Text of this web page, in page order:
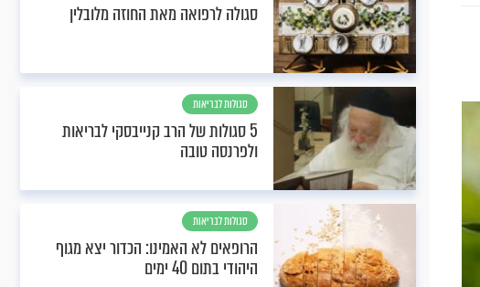
סגולה לרפואה מאת החוזה מלובלין
סגולות לבריאות
5 סגולות של הרב קנייבסקי לבריאות
ולפרנסה טובה
סגולות לבריאות
הרופאים לא האמינו: הכדור יצא מגוף
היהודי בתום 40 ימים